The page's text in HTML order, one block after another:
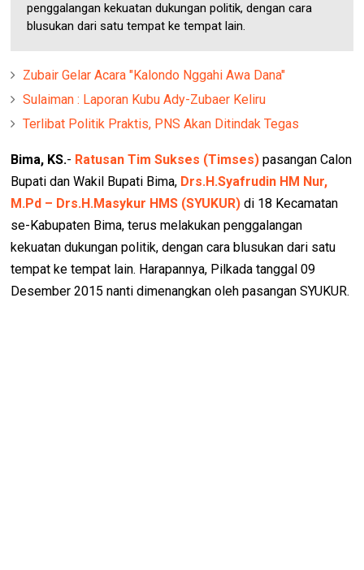
penggalangan kekuatan dukungan politik, dengan cara
blusukan dari satu tempat ke tempat lain.
Zubair Gelar Acara "Kalondo Nggahi Awa Dana"
Sulaiman : Laporan Kubu Ady-Zubaer Keliru
Terlibat Politik Praktis, PNS Akan Ditindak Tegas
Bima, KS.- Ratusan Tim Sukses (Timses) pasangan Calon
Bupati dan Wakil Bupati Bima, Drs.H.Syafrudin HM Nur,
M.Pd – Drs.H.Masykur HMS (SYUKUR) di 18 Kecamatan
se-Kabupaten Bima, terus melakukan penggalangan
kekuatan dukungan politik, dengan cara blusukan dari satu
tempat ke tempat lain. Harapannya, Pilkada tanggal 09
Desember 2015 nanti dimenangkan oleh pasangan SYUKUR.